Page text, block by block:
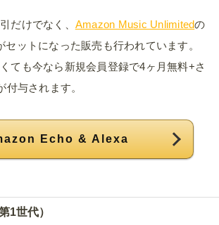
だけでなく、 Amazon Music Unlimitedの
セットになった販売も行われています。
ても今なら新規会員登録で4ヶ月無料+さ
付与されます。
Echo & Alexa
1世代）